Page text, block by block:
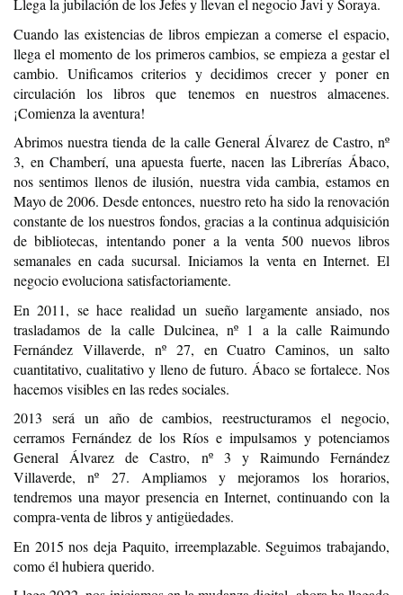
Llega la jubilación de los Jefes y llevan el negocio Javi y Soraya.
Cuando las existencias de libros empiezan a comerse el espacio,
llega el momento de los primeros cambios, se empieza a gestar el
cambio. Unificamos criterios y decidimos crecer y poner en
circulación los libros que tenemos en nuestros almacenes.
¡Comienza la aventura!
Abrimos nuestra tienda de la calle General Álvarez de Castro, nº
3, en Chamberí, una apuesta fuerte, nacen las Librerías Ábaco,
nos sentimos llenos de ilusión, nuestra vida cambia, estamos en
Mayo de 2006. Desde entonces, nuestro reto ha sido la renovación
constante de los nuestros fondos, gracias a la continua adquisición
de bibliotecas, intentando poner a la venta 500 nuevos libros
semanales en cada sucursal. Iniciamos la venta en Internet. El
negocio evoluciona satisfactoriamente.
En 2011, se hace realidad un sueño largamente ansiado, nos
trasladamos de la calle Dulcinea, nº 1 a la calle Raimundo
Fernández Villaverde, nº 27, en Cuatro Caminos, un salto
cuantitativo, cualitativo y lleno de futuro. Ábaco se fortalece. Nos
hacemos visibles en las redes sociales.
2013 será un año de cambios, reestructuramos el negocio,
cerramos Fernández de los Ríos e impulsamos y potenciamos
General Álvarez de Castro, nº 3 y Raimundo Fernández
Villaverde, nº 27. Ampliamos y mejoramos los horarios,
tendremos una mayor presencia en Internet, continuando con la
compra-venta de libros y antigüedades.
En 2015 nos deja Paquito, irreemplazable. Seguimos trabajando,
como él hubiera querido.